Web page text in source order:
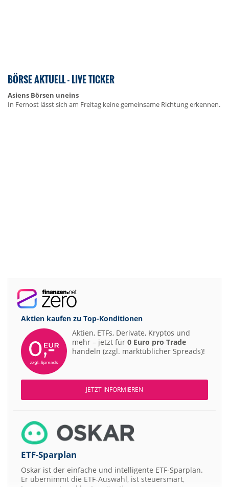
BÖRSE AKTUELL - LIVE TICKER
Asiens Börsen uneins
In Fernost lässt sich am Freitag keine gemeinsame Richtung erkennen.
Aktien kaufen zu Top-Konditionen
Aktien, ETFs, Derivate, Kryptos und
mehr – jetzt für 0 Euro pro Trade
handeln (zzgl. marktüblicher Spreads)!
JETZT INFORMIEREN
ETF-Sparplan
Oskar ist der einfache und intelligente ETF-Sparplan.
Er übernimmt die ETF-Auswahl, ist steuersmart,